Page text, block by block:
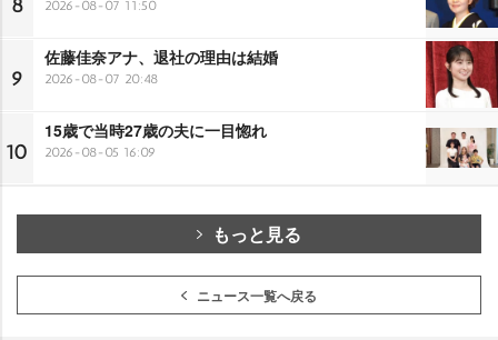
8 2026-08-07 11:50
9
佐藤佳奈アナ、退社の理由は結婚
2026-08-07 20:48
10
15歳で当時27歳の夫に一目惚れ
2026-08-05 16:09
もっと見る
ニュース一覧へ戻る